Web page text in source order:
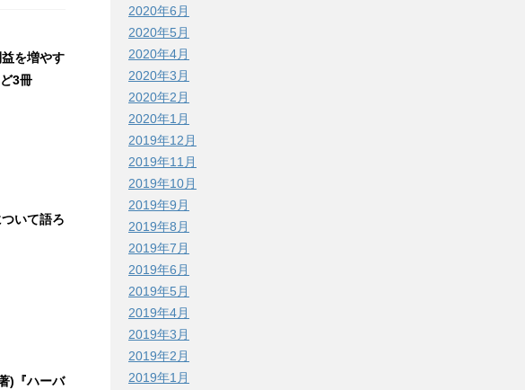
を増やす
3冊
いて語ろ
)『ハーバ
2020年6月
2020年5月
2020年4月
2020年3月
2020年2月
2020年1月
2019年12月
2019年11月
2019年10月
2019年9月
2019年8月
2019年7月
2019年6月
2019年5月
2019年4月
2019年3月
2019年2月
2019年1月